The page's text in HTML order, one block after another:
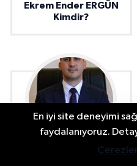
Ekrem Ender ERGÜN
Kimdir?
En iyi site deneyimi
faydalanıyoruz.
Çerezler
09:08 Bartın ANALİG